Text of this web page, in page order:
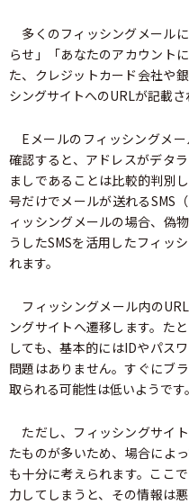
多くのフィッシングメール
らせ」「あなたのアカウント
た、クレジットカード会社や
シングサイトへのURLが記載さ
Eメールのフィッシングメ
確認すると、アドレスがデタ
ましであることは比較的判別
号だけでメールが送れるSMS
ィッシングメールの場合、偽
うしたSMSを活用したフィッ
れます。
フィッシングメール内の
ングサイトへ遷移します。た
しても、基本的にはIDやパス
問題はありません。すぐにブ
取られる可能性は低いようです。
ただし、フィッシングサイ
たものが多いため、場合によ
も十分に考えられます。ここ
力してしまうと、その情報は